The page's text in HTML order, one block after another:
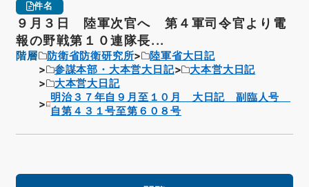
件名
９月３日 陸軍次官へ 第４軍司令官より電
報の野戦第１０連隊長...
階層 防衛省防衛研究所
陸軍省大日記
参謀本部・大本営大日記
大本営大日記
大本営大日記
明治３７年自９月至１０月 大日記 副臨人号
自第４３１号至第６０８号